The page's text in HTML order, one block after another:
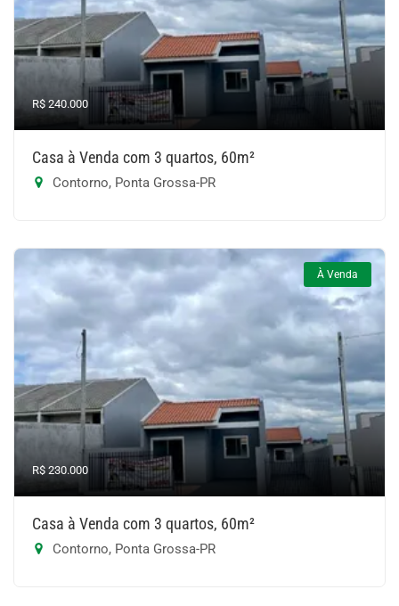
R$ 240.000
Casa à Venda com 3 quartos, 60m²
Contorno, Ponta Grossa-PR
À Venda
R$ 230.000
Casa à Venda com 3 quartos, 60m²
Contorno, Ponta Grossa-PR